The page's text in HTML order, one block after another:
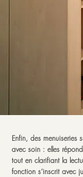
Enfin, des menuiseries
avec soin : elles
tout en clarifiant la
fonction s’inscrit avec